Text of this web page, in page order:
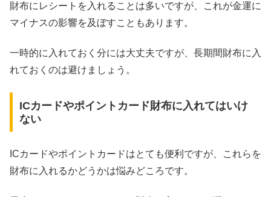
財布にレシートを入れることは多いですが、これが金運に
マイナスの影響を及ぼすこともあります。
一時的に入れておく分には大丈夫ですが、長期間財布に入
れておくのは避けましょう。
​​ICカードやポイントカード財布に入れてはいけ
ない
ICカードやポイントカードはとても便利ですが、これらを
財布に入れるかどうかは悩みどころです。